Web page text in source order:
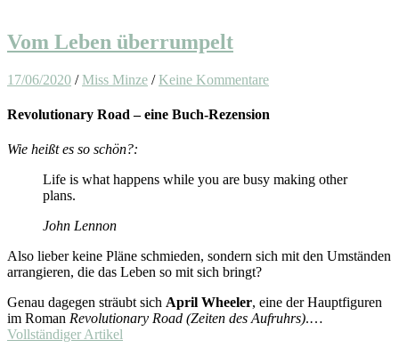
Vom Leben überrumpelt
17/06/2020 /Miss Minze /Keine Kommentare
Revolutionary Road – eine Buch-Rezension
Wie heißt es so schön?:
Life is what happens while you are busy making other
plans.
John Lennon
Also lieber keine Pläne schmieden, sondern sich mit den Umständen
arrangieren, die das Leben so mit sich bringt?
Genau dagegen sträubt sich April Wheeler, eine der Hauptfiguren
im Roman Revolutionary Road (Zeiten des Aufruhrs).…
Vollständiger Artikel